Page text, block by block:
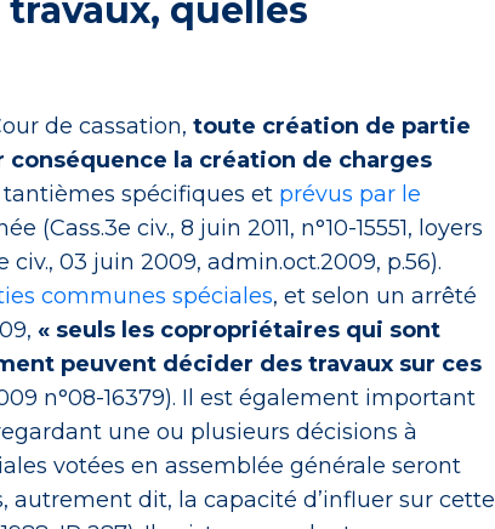
quelles
de cassation, toute création de partie
la création de charges
spécifiques et prévus par le
(Cass.3e civ., 8 juin 2011, n°10-15551, loyers
civ., 03 juin 2009, admin.oct.2009, p.56).
communes spéciales, et selon un arrêté
« seuls les copropriétaires qui sont
peuvent décider des travaux sur ces
n°08-16379). Il est également important
une ou plusieurs décisions à
votées en assemblée générale seront
autrement dit, la capacité d’influer sur cette